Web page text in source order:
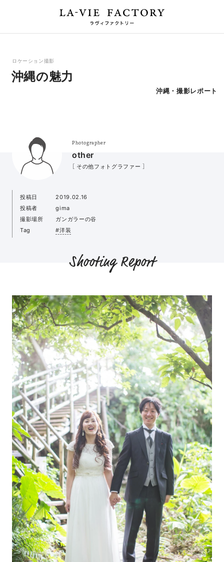
ロケーション撮影
沖縄の魅力
沖縄・撮影レポート
Photographer
other
［ その他フォトグラファー ］
投稿日
2019.02.16
投稿者
gima
撮影場所
ガンガラーの谷
Tag
#洋装
Shooting Report